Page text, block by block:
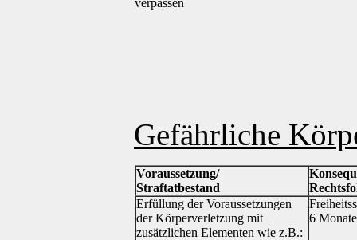
verpassen
Gefährliche
Voraussetzung/
Straftatbestand
Erfüllung der Voraussetzungen
der Körperverletzung mit
zusätzlichen Elementen wie z.B.:
6